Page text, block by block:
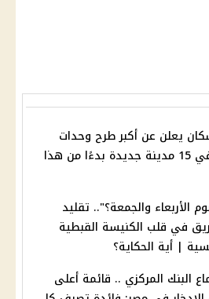
يعلن عن أكبر طرح وحدات
سكنية في 15 مدينة جديدة بدءًا من هذا
الأربعاء والجمعة؟".. تقليد
في قلب الكنيسة القبطية
| أية الحكاية؟
البنك المركزي .. قائمة أعلى